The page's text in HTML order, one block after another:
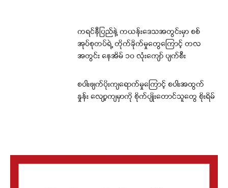
ကရင်နီပြည်နဲ့ ကယန်းဒေသအတွင်းမှာ စစ်
အုပ်စုတပ်ရဲ့ တိုက်ခိုက်မှုတွေကြောင့် တလ
အတွင်း နေအိမ် ၁၀ လုံးကျော် ပျက်စီး
စပါးဖျက်ပိုးကျရောက်မှုကြောင့် စပါးအထွက်
နှုန်း လျော့ကျမှာကို စိုက်ပျိုးတောင်သူတွေ စိုးရိမ်